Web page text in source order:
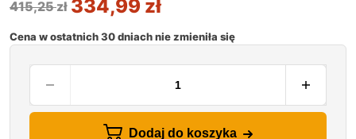
415,25zł 334,99 zł
Cena w ostatnich 30 dniach nie zmieniła się
Dodaj do koszyka